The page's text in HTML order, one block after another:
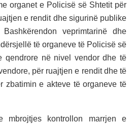
organet e Policisë së Shtetit për
e rendit dhe sigurinë publike
veprimtarinë dhe
të organeve të Policisë së
qendrore në nivel vendor dhe të
për ruajtjen e rendit dhe të
zbatimin e akteve të organeve të
mbrojtjes kontrollon marrjen e